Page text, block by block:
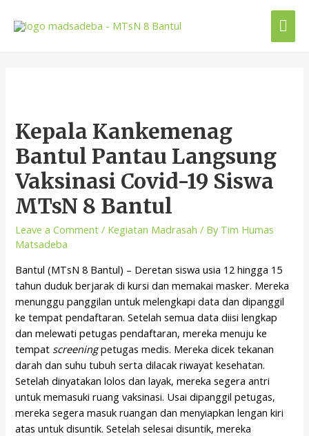
Kepala Kankemenag
Bantul Pantau Langsung
Vaksinasi Covid-19 Siswa
MTsN 8 Bantul
Leave a Comment / Kegiatan Madrasah / By Tim Humas
Matsadeba
Bantul (MTsN 8 Bantul) – Deretan siswa usia 12 hingga 15
tahun duduk berjarak di kursi dan memakai masker. Mereka
menunggu panggilan untuk melengkapi data dan dipanggil
ke tempat pendaftaran. Setelah semua data diisi lengkap
dan melewati petugas pendaftaran, mereka menuju ke
tempat screeningpetugas medis. Mereka dicek tekanan
darah dan suhu tubuh serta dilacak riwayat kesehatan.
Setelah dinyatakan lolos dan layak, mereka segera antri
untuk memasuki ruang vaksinasi. Usai dipanggil petugas,
mereka segera masuk ruangan dan menyiapkan lengan kiri
atas untuk disuntik. Setelah selesai disuntik, mereka